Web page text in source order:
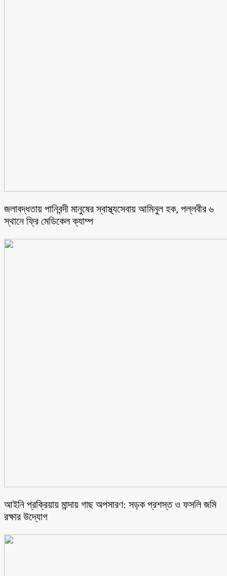
জলাবদ্ধতায় পানিবন্দী মানুষের স্বাস্থ্যসেবায় আমিনুল হক, পল্লবীর ৬
স্থানে ফ্রি মেডিকেল ক্যাম্প
আইনি প্রক্রিয়ায় মান্দায় গাছ অপসারণ: সড়ক প্রশস্ত ও ফসলি জমি
রক্ষার উদ্যোগ